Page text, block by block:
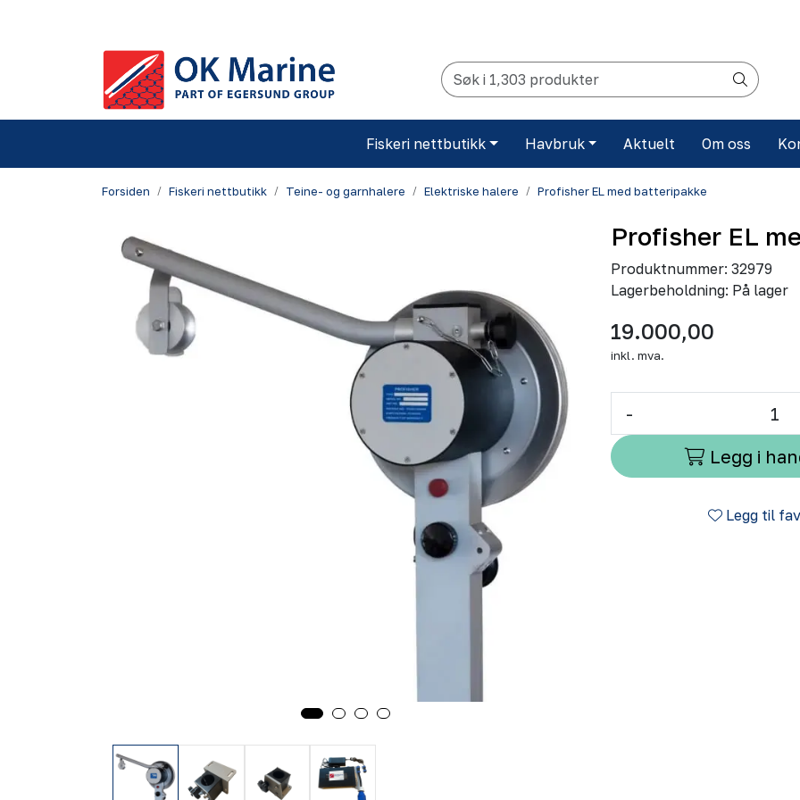
Fiskeri nettbutikk Havbruk Aktuelt Om oss
Forsiden Fiskeri nettbutikk Teine- og garnhalere Elektriske halere Profisher EL med batteripakke
Profisher EL
Produktnummer: 32979
Lagerbeholdning: På lager
19.000,00
inkl. mva.
-
Legg i
Legg til